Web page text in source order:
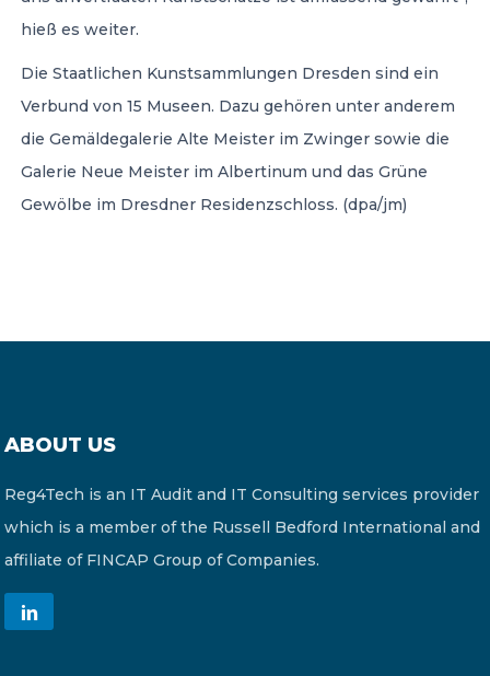
hieß es weiter.
Die Staatlichen Kunstsammlungen Dresden sind ein
Verbund von 15 Museen. Dazu gehören unter anderem
die Gemäldegalerie Alte Meister im Zwinger sowie die
Galerie Neue Meister im Albertinum und das Grüne
Gewölbe im Dresdner Residenzschloss. (dpa/jm)
ABOUT US
Reg4Tech is an IT Audit and IT Consulting services provider
which is a member of the Russell Bedford International and
affiliate of FINCAP Group of Companies.